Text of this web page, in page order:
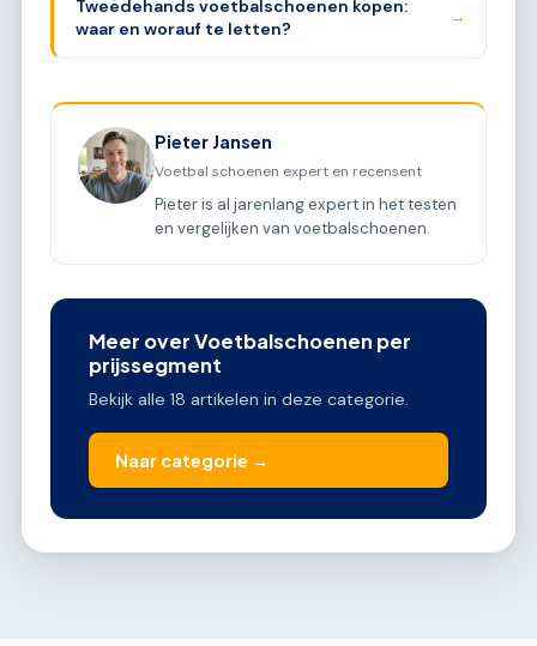
Tweedehands voetbalschoenen kopen:
waar en worauf te letten?
→
Pieter Jansen
Voetbal schoenen expert en recensent
Pieter is al jarenlang expert in het testen
en vergelijken van voetbalschoenen.
Meer over Voetbalschoenen per
prijssegment
Bekijk alle 18 artikelen in deze categorie.
Naar categorie →